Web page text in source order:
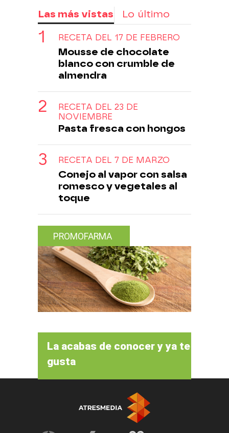
Las más vistas Lo último
RECETA DEL 17 DE FEBRERO
Mousse de chocolate
blanco con crumble de
almendra
RECETA DEL 23 DE
NOVIEMBRE
Pasta fresca con hongos
RECETA DEL 7 DE MARZO
Conejo al vapor con salsa
romesco y vegetales al
toque
PROMOFARMA
La acabas de conocer y ya te
gusta